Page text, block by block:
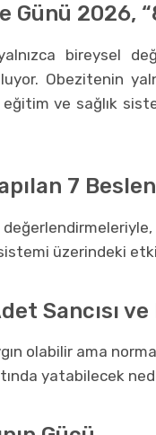
Günü 2026,
bireysel
Obezitenin
eğitim ve sağlık
7
üzerindeki
Sancısı ve
olabilir ama
yatabilecek